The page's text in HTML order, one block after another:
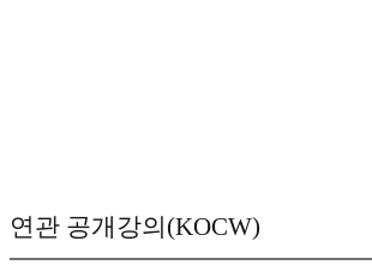
연관 공개강의(KOCW)